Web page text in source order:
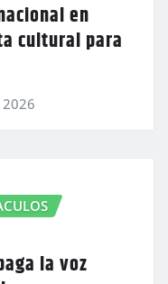
en
cultural para
2026
la voz